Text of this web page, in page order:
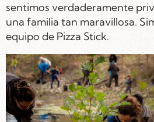
sentimos verdaderamente
una familia tan maravillosa.
equipo de Pizza Stick.